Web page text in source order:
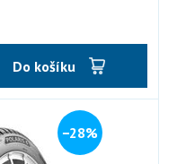
Do košíku
−28%